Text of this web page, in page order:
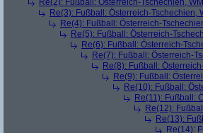
Re(2): Fußball: Österreich-Tschechien,
Re(3): Fußball: Österreich-Tschechien,
Re(4): Fußball: Österreich-
Re(5): Fußball: Österreich-
Re(6): Fußball: Österreich-
Re(7): Fußball: Österreich-
Re(8): Fußball:
Re(9): Fußball:
Re(10): Fußball:
Re(11): Fußball:
Re(12):
Re(13):
Re(14):